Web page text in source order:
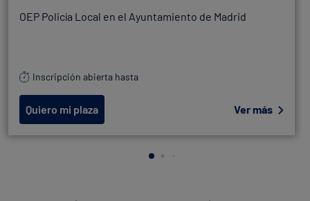
OEP Policía Local en el Ayuntamiento de Madrid
Inscripción abierta hasta
Quiero mi plaza Ver más